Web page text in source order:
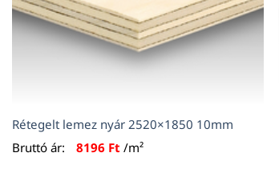
Rétegelt lemez nyár 2520×1850 10mm
Bruttó ár:
8196 Ft /m²